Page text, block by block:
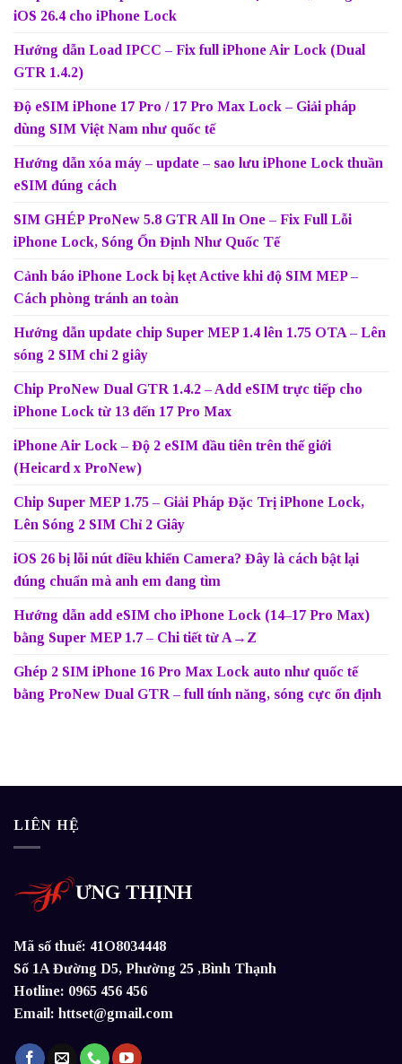
iOS 26.4 cho iPhone Lock
Hướng dẫn Load IPCC – Fix full iPhone Air Lock (Dual
GTR 1.4.2)
Độ eSIM iPhone 17 Pro / 17 Pro Max Lock – Giải pháp
dùng SIM Việt Nam như quốc tế
Hướng dẫn xóa máy – update – sao lưu iPhone Lock thuần
eSIM đúng cách
SIM GHÉP ProNew 5.8 GTR All In One – Fix Full Lỗi
iPhone Lock, Sóng Ổn Định Như Quốc Tế
Cảnh báo iPhone Lock bị kẹt Active khi độ SIM MEP –
Cách phòng tránh an toàn
Hướng dẫn update chip Super MEP 1.4 lên 1.75 OTA – Lên
sóng 2 SIM chỉ 2 giây
Chip ProNew Dual GTR 1.4.2 – Add eSIM trực tiếp cho
iPhone Lock từ 13 đến 17 Pro Max
iPhone Air Lock – Độ 2 eSIM đầu tiên trên thế giới
(Heicard x ProNew)
Chip Super MEP 1.75 – Giải Pháp Đặc Trị iPhone Lock,
Lên Sóng 2 SIM Chỉ 2 Giây
iOS 26 bị lỗi nút điều khiển Camera? Đây là cách bật lại
đúng chuẩn mà anh em đang tìm
Hướng dẫn add eSIM cho iPhone Lock (14–17 Pro Max)
bằng Super MEP 1.7 – Chi tiết từ A→Z
Ghép 2 SIM iPhone 16 Pro Max Lock auto như quốc tế
bằng ProNew Dual GTR – full tính năng, sóng cực ổn định
LIÊN HỆ
ƯNG THỊNH
Mã số thuế: 41O8034448
Số 1A Đường D5, Phường 25 ,Bình Thạnh
Hotline: 0965 456 456
Email: httset@gmail.com